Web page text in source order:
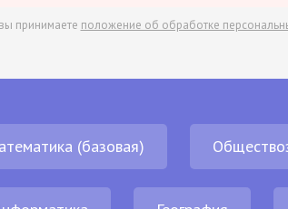
принимаете положение об обработке
(базовая)